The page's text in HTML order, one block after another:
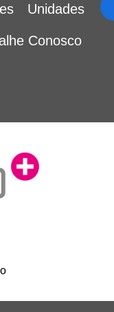
Unidades
Conosco